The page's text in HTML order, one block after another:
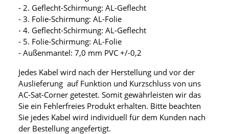
- 2. Geflecht-Schirmung: AL-Geflecht
- 3. Folie-Schirmung: AL-Folie
- 4. Geflecht-Schirmung: AL-Geflecht
- 5. Folie-Schirmung: AL-Folie
- Außenmantel: 7,0 mm PVC +/-0,2
Jedes Kabel wird nach der Herstellung und vor der
Auslieferung auf Funktion und Kurzschluss von uns
AC-Sat-Corner getestet. Somit gewährleisten wir das
Sie ein Fehlerfreies Produkt erhalten. Bitte beachten
Sie jedes Kabel wird individuell für dem Kunden nach
der Bestellung angefertigt.